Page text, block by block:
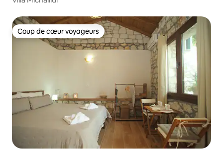
Coup de cœur voyageurs
Coup de cœur voyageurs